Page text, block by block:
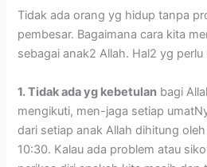
Tidak ada orang yg hidup tanpa
pembesar. Bagaimana cara kita
sebagai anak2 Allah. Hal2 yg
1. Tidak ada yg kebetulan bagi
mengikuti, men-jaga setiap
dari setiap anak Allah dihitung
10:30. Kalau ada problem atau